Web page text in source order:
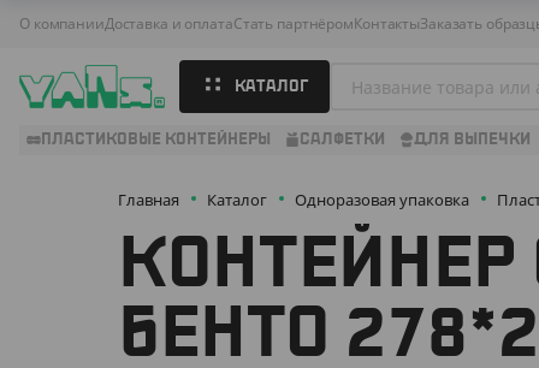
О компанииДоставка и оплатаСтать партнёромКонтактыЗаказать
КАТАЛОГ
ПЛАСТИКОВЫЕ КОНТЕЙНЕРЫ САЛФЕТКИ ДЛЯ ВЫПЕЧКИ
Главная Каталог Одноразовая упаковка
БЕНТО